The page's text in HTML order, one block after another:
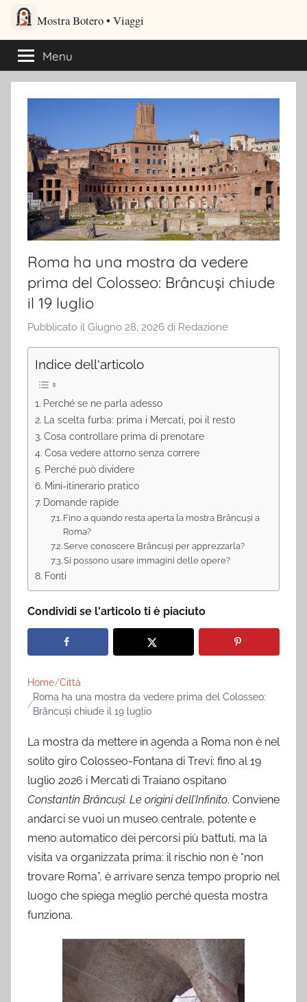
Salta
contenuto
Mostra Botero – Viaggi
Viaggi culturali e itinerari turistici per gli amanti dei viaggi
Menu
Roma ha una mostra da vedere
prima del Colosseo: Brâncuși chiude
il 19 luglio
Pubblicato il Giugno 28, 2026 di Redazione
Indice dell'articolo
Perché se ne parla adesso
La scelta furba: prima i Mercati, poi il resto
Cosa controllare prima di prenotare
Cosa vedere attorno senza correre
Perché può dividere
Mini-itinerario pratico
Domande rapide
Fino a quando resta aperta la mostra Brâncuși a
Roma?
Serve conoscere Brâncuși per apprezzarla?
Si possono usare immagini delle opere?
Fonti
Condividi se l'articolo ti è piaciuto
Home Città
Roma ha una mostra da vedere prima del Colosseo:
Brâncuși chiude il 19 luglio
La mostra da mettere in agenda a Roma non è nel
solito giro Colosseo-Fontana di Trevi: fino al 19
luglio 2026 i Mercati di Traiano ospitano
Constantin Brâncuși. Le origini dell’Infinito. Conviene
andarci se vuoi un museo centrale, potente e
meno automatico dei percorsi più battuti, ma la
visita va organizzata prima: il rischio non è “non
trovare Roma”, è arrivare senza tempo proprio nel
luogo che spiega meglio perché questa mostra
funziona.